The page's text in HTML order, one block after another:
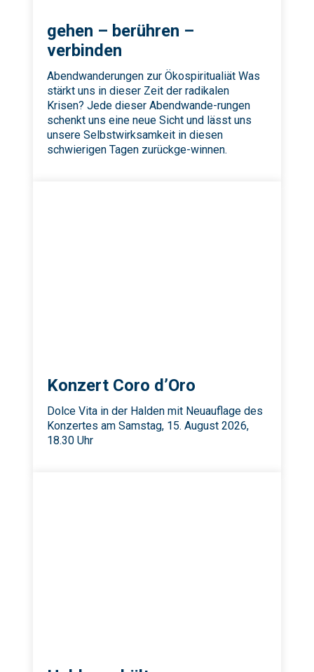
gehen – berühren –
verbinden
Abendwanderungen zur Ökospiritualiät Was
stärkt uns in dieser Zeit der radikalen
Krisen? Jede dieser Abendwande-rungen
schenkt uns eine neue Sicht und lässt uns
unsere Selbstwirksamkeit in diesen
schwierigen Tagen zurückge-winnen.
Konzert Coro d’Oro
Dolce Vita in der Halden mit Neuauflage des
Konzertes am Samstag, 15. August 2026,
18.30 Uhr